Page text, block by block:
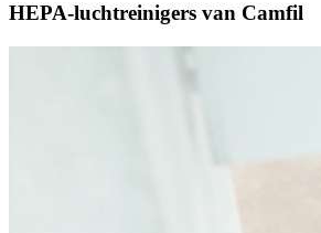
HEPA-luchtreinigers van Camfil